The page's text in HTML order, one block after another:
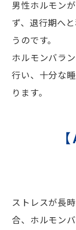
男性ホルモン
ず、退行期へ
うのです。
ホルモンバラ
行い、十分な
ります。
ストレスが長
合、ホルモン